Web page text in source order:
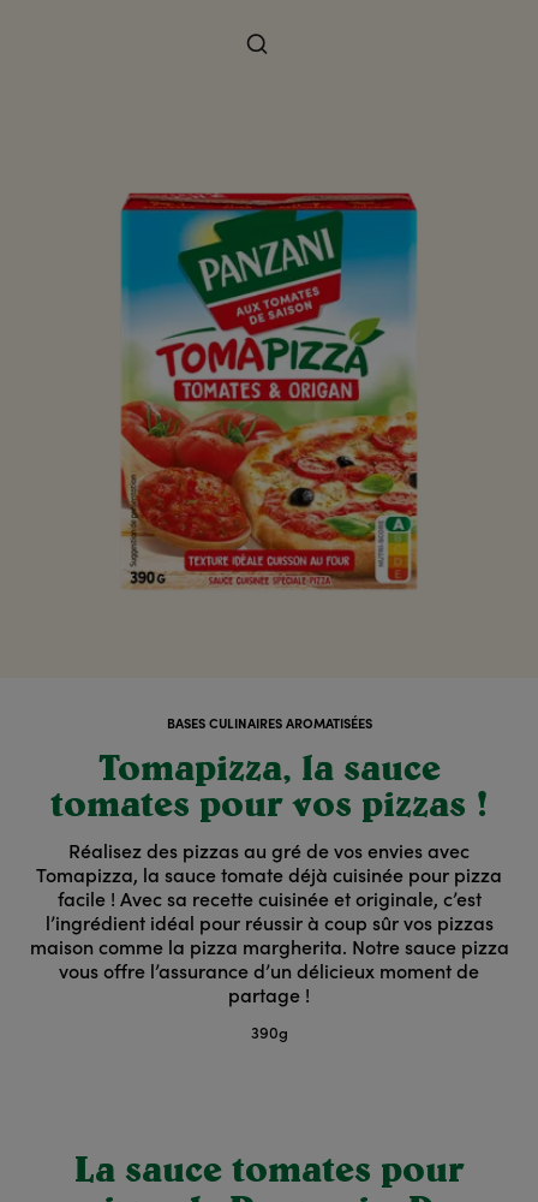
BASES CULINAIRES AROMATISÉES
Tomapizza, la sauce
tomates pour vos pizzas !
Réalisez des pizzas au gré de vos envies avec
Tomapizza, la sauce tomate déjà cuisinée pour pizza
facile ! Avec sa recette cuisinée et originale, c’est
l’ingrédient idéal pour réussir à coup sûr vos pizzas
maison comme la pizza margherita. Notre sauce pizza
vous offre l’assurance d’un délicieux moment de
partage !
390g
La sauce tomates pour